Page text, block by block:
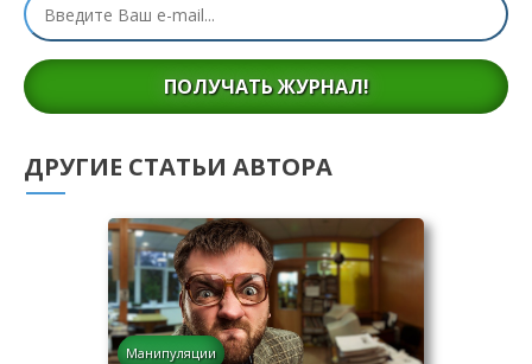
ПОЛУЧАТЬ ЖУРНАЛ!
ДРУГИЕ СТАТЬИ АВТОРА
Манипуляции